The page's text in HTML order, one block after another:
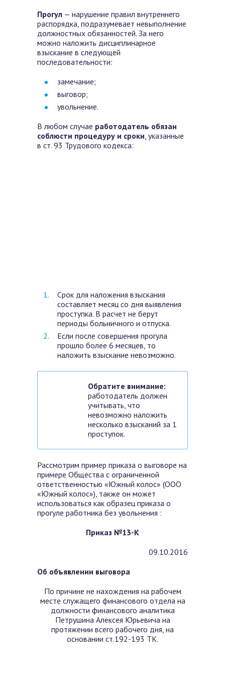
Прогул — нарушение правил внутреннего
распорядка, подразумевает невыполнение
должностных обязанностей. За него
можно наложить дисциплинарное
взыскание в следующей
последовательности:
замечание;
выговор;
увольнение.
В любом случае работодатель обязан
соблюсти процедуру и сроки, указанные
в ст. 93 Трудового кодекса:
Срок для наложения взыскания
составляет месяц со дня выявления
проступка. В расчет не берут
периоды больничного и отпуска.
Если после совершения прогула
прошло более 6 месяцев, то
наложить взыскание невозможно.
Обратите внимание:
работодатель должен
учитывать, что
невозможно наложить
несколько взысканий за 1
проступок.
Рассмотрим пример приказа о выговоре на
примере Общества с ограниченной
ответственностью «Южный колос» (ООО
«Южный колос»), также он может
использоваться как образец приказа о
прогуле работника без увольнения :
Приказ №13-К
09.10.2016
Об объявлении выговора
По причине не нахождения на рабочем
месте служащего финансового отдела на
должности финансового аналитика
Петрушина Алексея Юрьевича на
протяжении всего рабочего дня, на
основании ст.192-193 ТК.